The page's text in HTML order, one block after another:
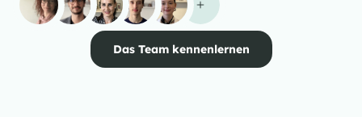
Das Team kennenlernen